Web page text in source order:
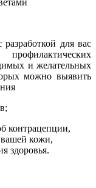
для вас
и желательных
можно выявить
контрацепции,
кожи,
здоровья.